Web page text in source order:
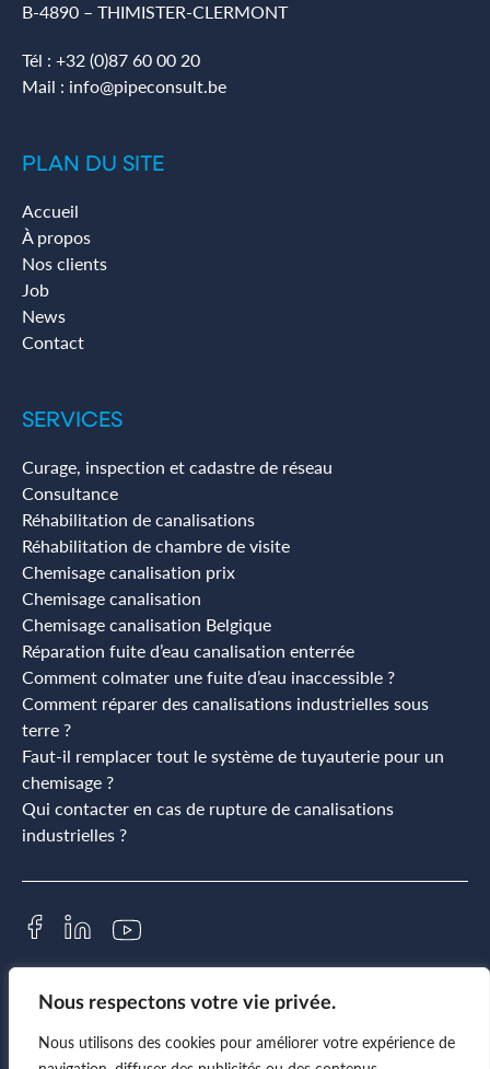
Nous respectons votre vie privée.
Nous utilisons des cookies pour améliorer votre expérience de
B-4890 – THIMISTER-CLERMONT
Tél : +32 (0)87 60 00 20
Mail : info@pipeconsult.be
PLAN DU SITE
Accueil
À propos
Nos clients
Job
News
Contact
SERVICES
Curage, inspection et cadastre de réseau
Consultance
Réhabilitation de canalisations
Réhabilitation de chambre de visite
Chemisage canalisation prix
Chemisage canalisation
Chemisage canalisation Belgique
Réparation fuite d’eau canalisation enterrée
Comment colmater une fuite d’eau inaccessible ?
Comment réparer des canalisations industrielles sous
terre ?
Faut-il remplacer tout le système de tuyauterie pour un
chemisage ?
Qui contacter en cas de rupture de canalisations
industrielles ?
Site réalisé par ProduWeb